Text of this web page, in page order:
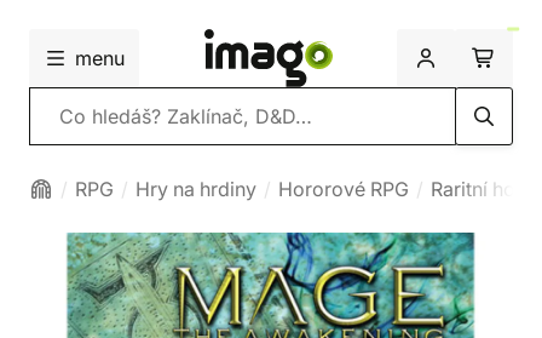
menu
Vyhledávání
RPG Hry na hrdiny Hororové RPG Raritní